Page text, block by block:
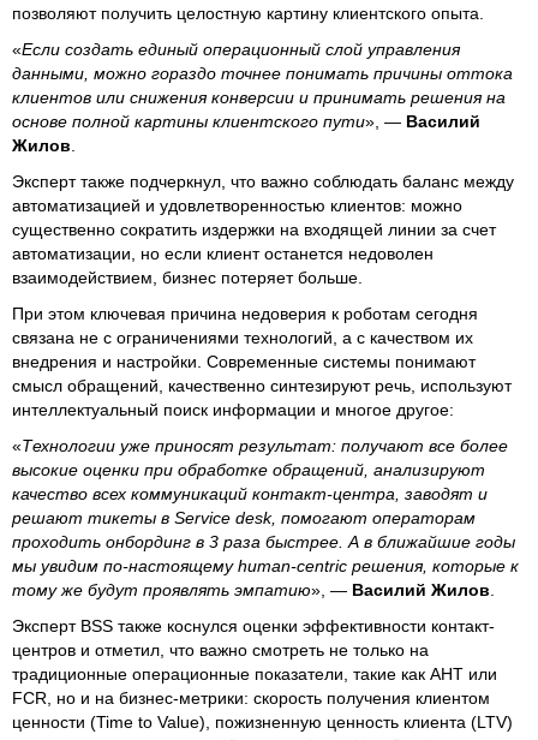
позволяют получить целостную картину клиентского опыта.
«Если создать единый операционный слой управления
данными, можно гораздо точнее понимать причины оттока
клиентов или снижения конверсии и принимать решения на
основе полной картины клиентского пути», — Василий
Жилов
Эксперт также подчеркнул, что важно соблюдать баланс между
автоматизацией и удовлетворенностью клиентов: можно
существенно сократить издержки на входящей линии за счет
автоматизации, но если клиент останется недоволен
взаимодействием, бизнес потеряет больше.
При этом ключевая причина недоверия к роботам сегодня
связана не с ограничениями технологий, а с качеством их
внедрения и настройки. Современные системы понимают
смысл обращений, качественно синтезируют речь, используют
интеллектуальный поиск информации и многое другое:
«Технологии уже приносят результат: получают все более
высокие оценки при обработке обращений, анализируют
качество всех коммуникаций контакт-центра, заводят и
решают тикеты в Service desk, помогают операторам
проходить онбординг в 3 раза быстрее. А в ближайшие годы
мы увидим по-настоящему human-centric решения, которые к
тому же будут проявлять эмпатию», — Василий Жилов
Эксперт BSS также коснулся оценки эффективности контакт-
центров и отметил, что важно смотреть не только на
традиционные операционные показатели, такие как AHT или
FCR, но и на бизнес-метрики: скорость получения клиентом
ценности (Time to Value), пожизненную ценность клиента (LTV)